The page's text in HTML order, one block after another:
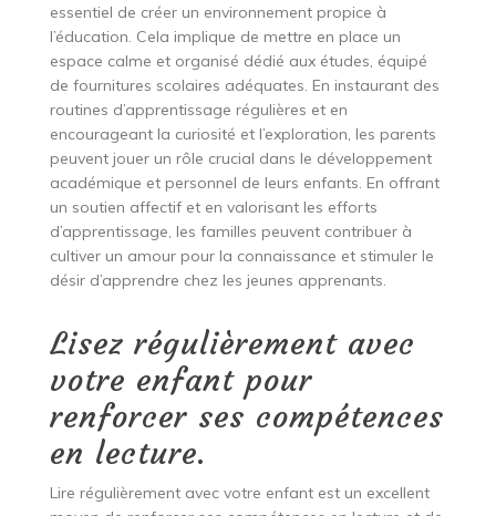
essentiel de créer un environnement propice à
l’éducation. Cela implique de mettre en place un
espace calme et organisé dédié aux études, équipé
de fournitures scolaires adéquates. En instaurant des
routines d’apprentissage régulières et en
encourageant la curiosité et l’exploration, les parents
peuvent jouer un rôle crucial dans le développement
académique et personnel de leurs enfants. En offrant
un soutien affectif et en valorisant les efforts
d’apprentissage, les familles peuvent contribuer à
cultiver un amour pour la connaissance et stimuler le
désir d’apprendre chez les jeunes apprenants.
Lisez régulièrement avec
votre enfant pour
renforcer ses compétences
en lecture.
Lire régulièrement avec votre enfant est un excellent